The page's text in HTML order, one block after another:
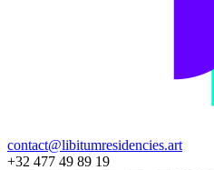
contact@libitumresidencies.art
+32 477 49 89 19